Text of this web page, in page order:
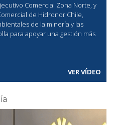
Comercial Zona Norte, y
de Hidronor Chile,
de la minería y las
para apoyar una gestión más
VER VÍDEO